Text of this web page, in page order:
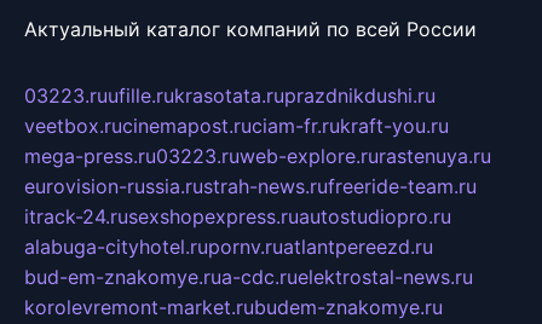
Актуальный каталог компаний по всей России
03223.ruufille.rukrasotata.ruprazdnikdushi.ru
veetbox.rucinemapost.ruciam-fr.rukraft-you.ru
mega-press.ru03223.ruweb-explore.rurastenuya.ru
eurovision-russia.rustrah-news.rufreeride-team.ru
itrack-24.rusexshopexpress.ruautostudiopro.ru
alabuga-cityhotel.rupornv.ruatlantpereezd.ru
bud-em-znakomye.rua-cdc.ruelektrostal-news.ru
korolevremont-market.rubudem-znakomye.ru